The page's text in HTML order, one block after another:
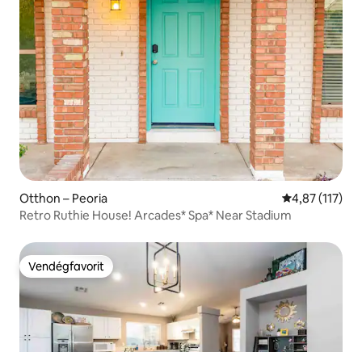
Otthon – Peoria Átlagos
4,87 (117)
Retro Ruthie House! Arcades* Spa* Near Stadium
Vendégfavorit
Vendégfavorit